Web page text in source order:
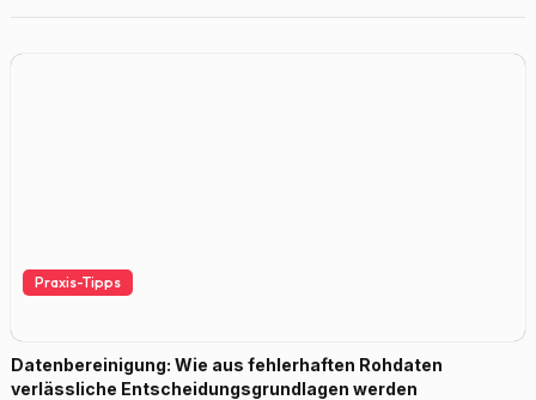
Praxis-Tipps
Datenbereinigung: Wie aus fehlerhaften Rohdaten
verlässliche Entscheidungsgrundlagen werden